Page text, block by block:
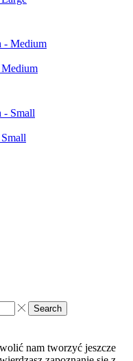
Search
nam tworzyć jeszcze